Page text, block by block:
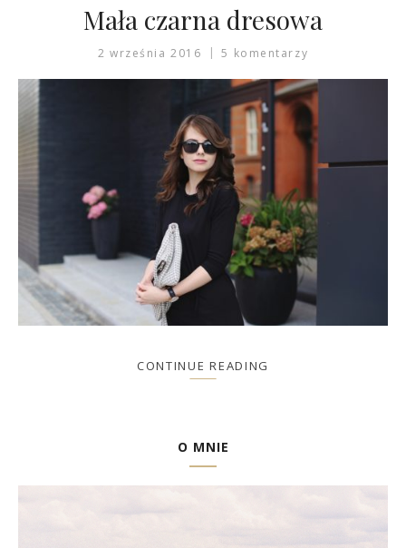
Mała czarna dresowa
2 września 2016 5 komentarzy
CONTINUE READING
O MNIE